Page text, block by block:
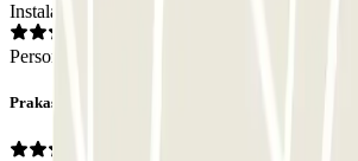
Instalaciones
Personal
Prakas